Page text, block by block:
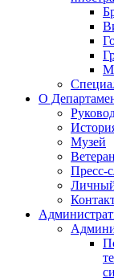
О
Музей
Пресс-